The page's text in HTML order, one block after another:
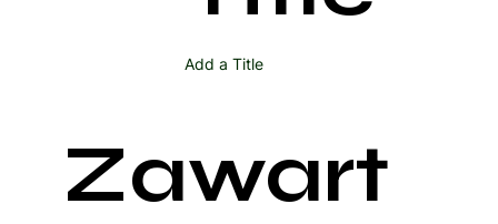
Add a Title
Zawart